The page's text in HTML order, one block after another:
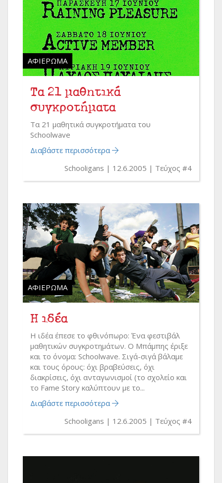
ΑΦΙΈΡΩΜΑ
Τα 21 μαθητικά
συγκροτήματα
Τα 21 μαθητικά συγκροτήματα του
Schoolwave
Διαβάστε περισσότερα
Schooligans
12.6.2005 Τεύχος #4
ΑΦΙΈΡΩΜΑ
Η ιδέα
H ιδέα έπεσε το φθινόπωρο: Ένα φεστιβάλ
μαθητικών συγκροτημάτων. Ο Μπάμπης έριξε
και το όνομα: Schoolwave. Σιγά-σιγά βάλαμε
και τους όρους: όχι βραβεύσεις, όχι
διακρίσεις, όχι ανταγωνισμοί (το σχολείο και
το Fame Story καλύπτουν με το...
Διαβάστε περισσότερα
Schooligans
12.6.2005 Τεύχος #4